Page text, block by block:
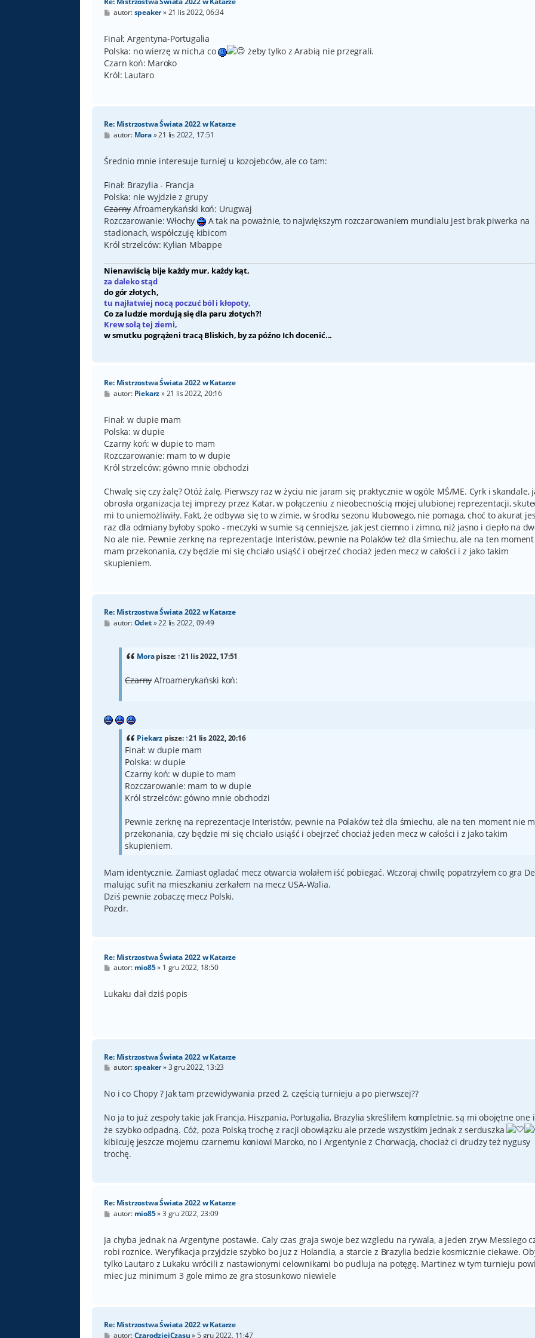
P
t
autor:speaker»21 lis 2022, 06:34
Finał: Argentyna-Portugalia
Polska: no wierzę w nich,a co
żeby tylko z Arabią nie przegrali.
Czarn koń: Maroko
Król: Lautaro
Re: Mistrzostwa Świata 2022 w Katarze
P
t
autor: Mora»21 lis 2022, 17:51
Średnio mnie interesuje turniej u kozojebców, ale co tam:
Finał: Brazylia - Francja
Polska: nie wyjdzie z grupy
CzarnyAfroamerykański koń: Urugwaj
Rozczarowanie: Włochy
A tak na poważnie, to największym rozczarowaniem mundialu jest brak piwerka na
stadionach, współczuję kibicom
Król strzelców: Kylian Mbappe
Nienawiścią bije każdy mur, każdy kąt,
za daleko stąd
do gór złotych,
tu najłatwiej nocą poczuć ból i kłopoty,
Co za ludzie mordują się dla paru złotych?!
Krew solą tej ziemi,
w smutku pogrążeni tracą Bliskich, by za późno Ich docenić...
Re: Mistrzostwa Świata 2022 w Katarze
P
t
autor: Piekarz»21 lis 2022, 20:16
Finał: w dupie mam
Polska: w dupie
Czarny koń: w dupie to mam
Rozczarowanie: mam to w dupie
Król strzelców: gówno mnie obchodzi
Chwalę się czy żalę? Otóż żalę. Pierwszy raz w życiu nie jaram się praktycznie w ogóle MŚ/ME. Cyrk i skandale,
obrosła organizacja tej imprezy przez Katar, w połączeniu z nieobecnością mojej ulubionej reprezentacji,
mi to uniemożliwiły. Fakt, że odbywa się to w zimie, w środku sezonu klubowego, nie pomaga, choć to akurat
raz dla odmiany byłoby spoko - meczyki w sumie są cenniejsze, jak jest ciemno i zimno, niż jasno i ciepło na
No ale nie. Pewnie zerknę na reprezentacje Interistów, pewnie na Polaków też dla śmiechu, ale na ten
mam przekonania, czy będzie mi się chciało usiąść i obejrzeć chociaż jeden mecz w całości i z jako takim
skupieniem.
Re: Mistrzostwa Świata 2022 w Katarze
Pautor:Odet»22 lis 2022, 09:49
Morapisze: ↑21 lis 2022, 17:51
CzarnyAfroamerykański koń:
Piekarz pisze:↑21 lis 2022, 20:16
Finał: w dupie mam
Polska: w dupie
Czarny koń: w dupie to mam
Rozczarowanie: mam to w dupie
Król strzelców: gówno mnie obchodzi
Pewnie zerknę na reprezentacje Interistów, pewnie na Polaków też dla śmiechu, ale na ten moment nie
przekonania, czy będzie mi się chciało usiąść i obejrzeć chociaż jeden mecz w całości i z jako takim
skupieniem.
Mam identycznie. Zamiast ogladać mecz otwarcia wolałem iść pobiegać. Wczoraj chwilę popatrzyłem co gra
malując sufit na mieszkaniu zerkałem na mecz USA-Walia.
Dziś pewnie zobaczę mecz Polski.
Pozdr.
Re: Mistrzostwa Świata 2022 w Katarze
P
t
autor: mio85» 1 gru 2022, 18:50
Lukaku dał dziś popis
Re: Mistrzostwa Świata 2022 w Katarze
P
t
autor:speaker»3 gru 2022, 13:23
No i co Chopy ? Jak tam przewidywania przed 2. częścią turnieju a po pierwszej??
No ja to już zespoły takie jak Francja, Hiszpania, Portugalia, Brazylia skreśliłem kompletnie, są mi obojętne one
że szybko odpadną. Cóż, poza Polską trochę z racji obowiązku ale przede wszystkim jednak z serduszka
kibicuję jeszcze mojemu czarnemu koniowi Maroko, no i Argentynie z Chorwacją, chociaż ci drudzy też nygusy
trochę.
Re: Mistrzostwa Świata 2022 w Katarze
P
t
autor: mio85»3 gru 2022, 23:09
Ja chyba jednak na Argentyne postawie. Caly czas graja swoje bez wzgledu na rywala, a jeden zryw Messiego
robi roznice. Weryfikacja przyjdzie szybko bo juz z Holandia, a starcie z Brazylia bedzie kosmicznie ciekawe.
tylko Lautaro z Lukaku wrócili z nastawionymi celownikami bo pudluja na potęgę. Martinez w tym turnieju
miec juz minimum 3 gole mimo ze gra stosunkowo niewiele
Re: Mistrzostwa Świata 2022 w Katarze
Pautor:CzarodziejCzasu»5 gru 2022, 11:47